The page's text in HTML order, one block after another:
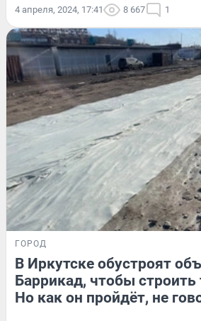
4 апреля, 2024, 17:41 8 667 1
ГОРОД
В Иркутске обустроят
Баррикад, чтобы строить
Но как он пройдёт, не